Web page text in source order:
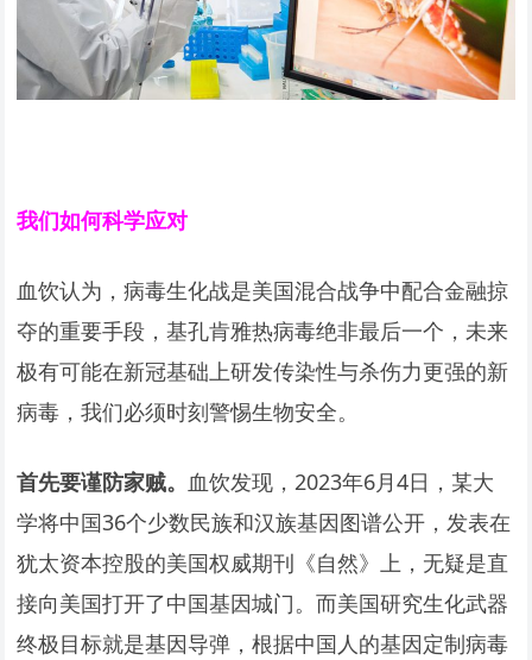
我们如何科学应对
血饮认为，病毒生化战是美国混合战争中配合金融掠
夺的重要手段，基孔肯雅热病毒绝非最后一个，未来
极有可能在新冠基础上研发传染性与杀伤力更强的新
病毒，我们必须时刻警惕生物安全。
首先要谨防家贼。 血饮发现，2023年6月4日，某大
学将中国36个少数民族和汉族基因图谱公开，发表在
犹太资本控股的美国权威期刊《自然》上，无疑是直
接向美国打开了中国基因城门。而美国研究生化武器
终极目标就是基因导弹，根据中国人的基因定制病毒